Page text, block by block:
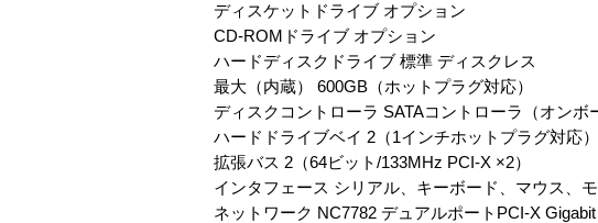
ディスケットドライブ オプション
CD-ROMドライブ オプション
ハードディスクドライブ 標準 ディスクレス
最大（内蔵） 600GB（ホットプラグ対応）
ディスクコントローラ SATAコントローラ（オンボ
ハードドライブベイ 2（1インチホットプラグ対応
拡張バス 2（64ビット/133MHz PCI-X ×2）
インタフェース シリアル、キーボード、マウス、
ネットワーク NC7782 デュアルポートPCI-X